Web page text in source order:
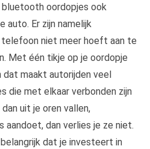
bluetooth oordopjes ook
auto. Er zijn namelijk
telefoon niet meer hoeft aan te
Met één tikje op je oordopje
maakt autorijden veel
die met elkaar verbonden zijn
uit je oren vallen,
aandoet, dan verlies je ze niet.
dat je investeert in